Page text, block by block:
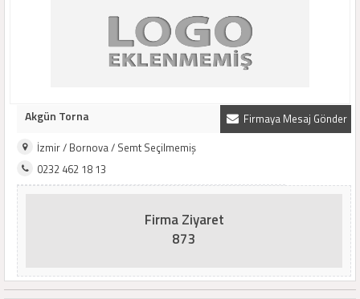
Firmaya Mesaj Gönder
Akgün Torna
İzmir / Bornova / Semt Seçilmemiş
0232 462 18 13
Firma Ziyaret
873